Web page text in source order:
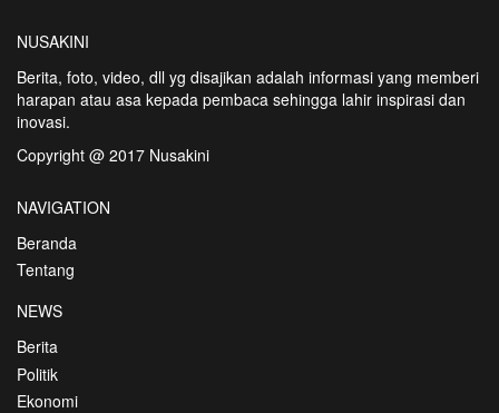
NUSAKINI
Berita, foto, video, dll yg disajikan adalah informasi yang memberi
harapan atau asa kepada pembaca sehingga lahir inspirasi dan
inovasi.
Copyright @ 2017 Nusakini
NAVIGATION
Beranda
Tentang
NEWS
Berita
Politik
Ekonomi